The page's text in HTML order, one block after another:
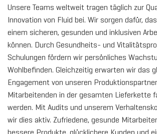
Unsere Teams weltweit tragen täglich zur
Innovation von Fluid bei. Wir sorgen dafür,
einem sicheren, gesunden und inklusiven
können. Durch Gesundheits- und
Schulungen fördern wir persönliches
Wohlbefinden. Gleichzeitig erwarten wir das
Engagement von unseren
Mitarbeitenden in der gesamten Lieferkette
werden. Mit Audits und unserem
wir dies aktiv. Zufriedene, gesunde
bessere Produkte, glücklichere Kunden und